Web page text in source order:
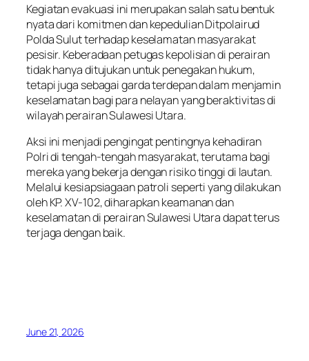
Kegiatan evakuasi ini merupakan salah satu bentuk
nyata dari komitmen dan kepedulian Ditpolairud
Polda Sulut terhadap keselamatan masyarakat
pesisir. Keberadaan petugas kepolisian di perairan
tidak hanya ditujukan untuk penegakan hukum,
tetapi juga sebagai garda terdepan dalam menjamin
keselamatan bagi para nelayan yang beraktivitas di
wilayah perairan Sulawesi Utara.
Aksi ini menjadi pengingat pentingnya kehadiran
Polri di tengah-tengah masyarakat, terutama bagi
mereka yang bekerja dengan risiko tinggi di lautan.
Melalui kesiapsiagaan patroli seperti yang dilakukan
oleh KP. XV-102, diharapkan keamanan dan
keselamatan di perairan Sulawesi Utara dapat terus
terjaga dengan baik.
June 21, 2026